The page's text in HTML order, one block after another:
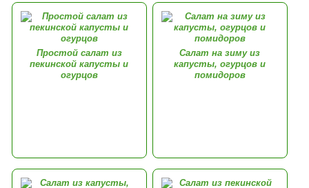
Простой салат из
пекинской капусты и
огурцов
Салат на зиму из
капусты, огурцов и
помидоров